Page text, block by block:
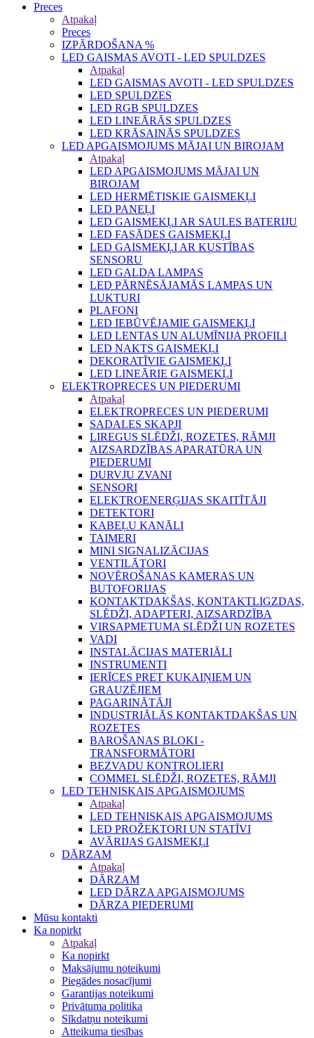
Preces
Atpakaļ
Preces
IZPĀRDOŠANA %
LED GAISMAS AVOTI - LED SPULDZES
Atpakaļ
LED GAISMAS AVOTI - LED SPULDZES
LED SPULDZES
LED RGB SPULDZES
LED LINEĀRĀS SPULDZES
LED KRĀSAINĀS SPULDZES
LED APGAISMOJUMS MĀJAI UN BIROJAM
Atpakaļ
LED APGAISMOJUMS MĀJAI UN
BIROJAM
LED HERMĒTISKIE GAISMEKĻI
LED PANEĻI
LED GAISMEKĻI AR SAULES BATERIJU
LED FASĀDES GAISMEKĻI
LED GAISMEKĻI AR KUSTĪBAS
SENSORU
LED GALDA LAMPAS
LED PĀRNĒSĀJAMĀS LAMPAS UN
LUKTURI
PLAFONI
LED IEBŪVĒJAMIE GAISMEKĻI
LED LENTAS UN ALUMĪNIJA PROFILI
LED NAKTS GAISMEKĻI
DEKORATĪVIE GAISMEKĻI
LED LINEĀRIE GAISMEKĻI
ELEKTROPRECES UN PIEDERUMI
Atpakaļ
ELEKTROPRECES UN PIEDERUMI
SADALES SKAPJI
LIREGUS SLĒDŽI, ROZETES, RĀMJI
AIZSARDZĪBAS APARATŪRA UN
PIEDERUMI
DURVJU ZVANI
SENSORI
ELEKTROENERĢIJAS SKAITĪTĀJI
DETEKTORI
KABEĻU KANĀLI
TAIMERI
MINI SIGNALIZĀCIJAS
VENTILĀTORI
NOVĒROŠANAS KAMERAS UN
BUTOFORIJAS
KONTAKTDAKŠAS, KONTAKTLIGZDAS,
SLĒDŽI, ADAPTERI, AIZSARDZĪBA
VIRSAPMETUMA SLĒDŽI UN ROZETES
VADI
INSTALĀCIJAS MATERIĀLI
INSTRUMENTI
IERĪCES PRET KUKAIŅIEM UN
GRAUZĒJIEM
PAGARINĀTĀJI
INDUSTRIĀLĀS KONTAKTDAKŠAS UN
ROZETES
BAROŠANAS BLOKI -
TRANSFORMĀTORI
BEZVADU KONTROLIERI
COMMEL SLĒDŽI, ROZETES, RĀMJI
LED TEHNISKAIS APGAISMOJUMS
Atpakaļ
LED TEHNISKAIS APGAISMOJUMS
LED PROŽEKTORI UN STATĪVI
AVĀRIJAS GAISMEKĻI
DĀRZAM
Atpakaļ
DĀRZAM
LED DĀRZA APGAISMOJUMS
DĀRZA PIEDERUMI
Mūsu kontakti
Ka nopirkt
Atpakaļ
Ka nopirkt
Maksājumu noteikumi
Piegādes nosacījumi
Garantijas noteikumi
Privātuma politika
Sīkdatņu noteikumi
Atteikuma tiesības